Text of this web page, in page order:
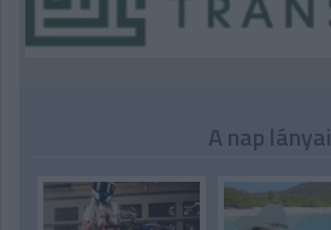
A nap lányai